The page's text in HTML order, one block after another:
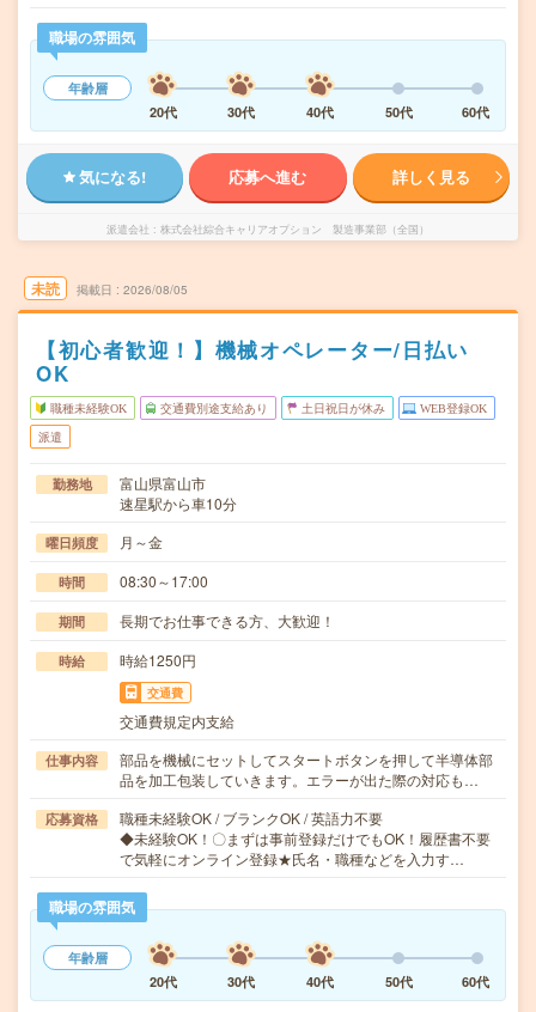
職場の雰囲気
年齢層
20代
30代 40代 50代 60代
気になる! 応募へ進む 詳しく見る
派遣会社 株式会社綜合キャリアオプション 製造事業部（全国）
未読 掲載日 2026/08/05
【初心者歓迎！】機械オペレーター/日払い
OK
職種未経験OK 交通費別途支給あり 土日祝日が休み WEB登録OK
派遣
勤務地
富山県富山市
速星駅から車10分
曜日頻度 月～金
時間 08:30～17:00
期間 長期でお仕事できる方、大歓迎！
時給 時給1250円
交通費
交通費規定内支給
仕事内容
部品を機械にセットしてスタートボタンを押して半導体部
品を加工包装していきます。エラーが出た際の対応も…
応募資格
職種未経験OK / ブランクOK / 英語力不要
◆未経験OK！〇まずは事前登録だけでもOK！履歴書不要
で気軽にオンライン登録★氏名・職種などを入力す…
職場の雰囲気
年齢層
20代
30代 40代 50代 60代